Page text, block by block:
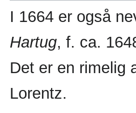
I 1664 er også
Hartug, f. ca.
Det er en rimelig
Lorentz.